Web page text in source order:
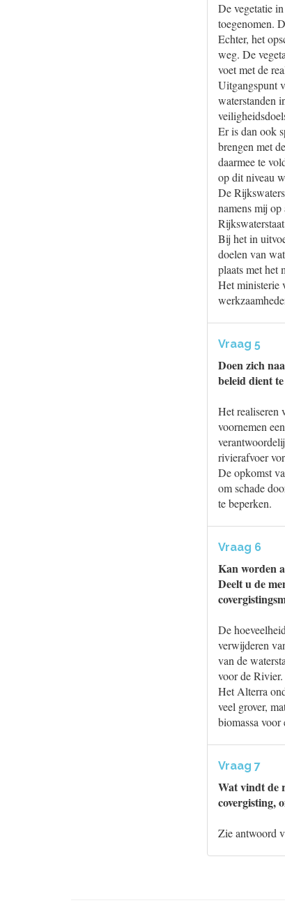
De vegetatie
toegenomen.
Echter, het
weg. De
voet met de
Uitgangspunt
waterstanden
Er is dan ook
brengen met
daarmee te
op dit niveau
De
namens mij
Bij het in
doelen van
plaats met het
Het ministerie
Vraag 5
Doen zich
beleid dient
Het realiseren
voornemen
rivierafvoer
De opkomst
om schade
te beperken.
Vraag 6
Kan worden
Deelt u de
De
verwijderen
van de
voor de Rivier.
Het Alterra
veel grover,
biomassa
Vraag 7
Wat vindt de
covergisting,
Zie antwoord